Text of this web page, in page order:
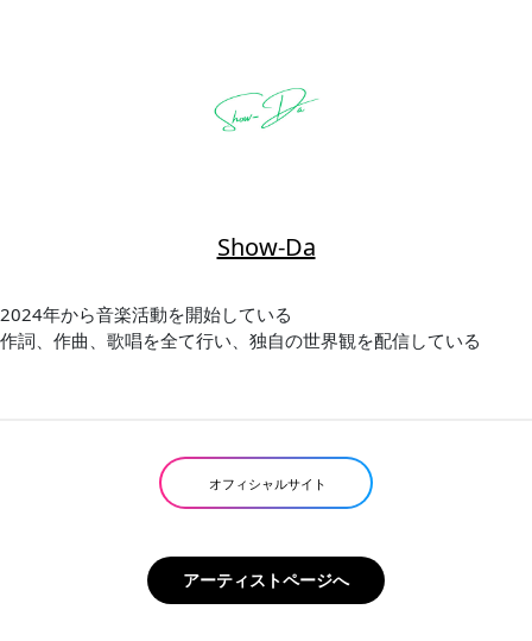
Show-Da
2024年から音楽活動を開始している
作詞、作曲、歌唱を全て行い、独自の世界観を配信している
オフィシャルサイト
アーティストページへ